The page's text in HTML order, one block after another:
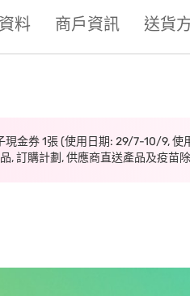
料 商戶資訊 送貨
金券 1張 (使用日期: 29/7-10/9, 使
, 訂購計劃, 供應商直送產品及疫苗